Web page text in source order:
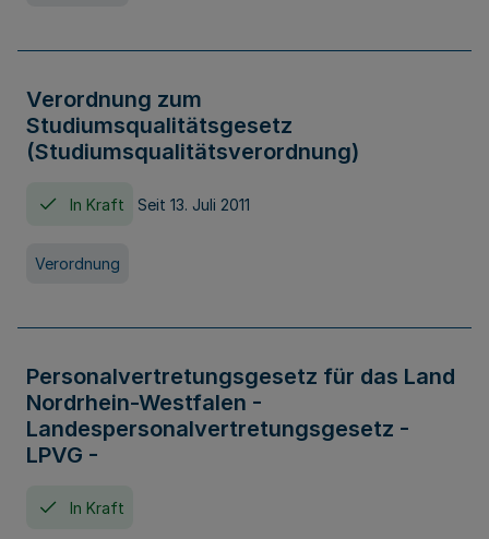
Verordnung zum
Studiumsqualitätsgesetz
(Studiumsqualitätsverordnung)
In Kraft Seit 13. Juli 2011
Verordnung
Personalvertretungsgesetz für das Land
Nordrhein-Westfalen -
Landespersonalvertretungsgesetz -
LPVG -
In Kraft